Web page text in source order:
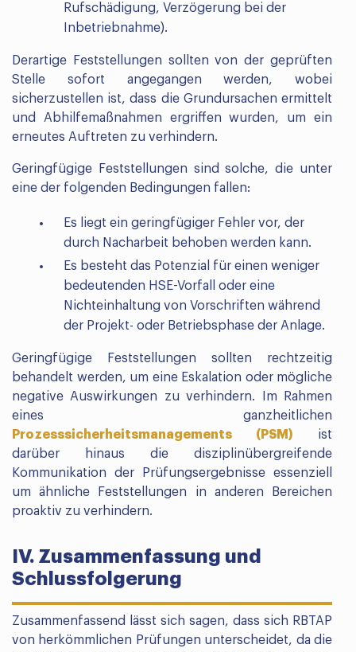
Rufschädigung, Verzögerung bei der
Inbetriebnahme).
Derartige Feststellungen sollten von der geprüften
Stelle sofort angegangen werden, wobei
sicherzustellen ist, dass die Grundursachen ermittelt
und Abhilfemaßnahmen ergriffen wurden, um ein
erneutes Auftreten zu verhindern.
Geringfügige Feststellungen sind solche, die unter
eine der folgenden Bedingungen fallen:
Es liegt ein geringfügiger Fehler vor, der
durch Nacharbeit behoben werden kann.
Es besteht das Potenzial für einen weniger
bedeutenden HSE-Vorfall oder eine
Nichteinhaltung von Vorschriften während
der Projekt- oder Betriebsphase der Anlage.
Geringfügige Feststellungen sollten rechtzeitig
behandelt werden, um eine Eskalation oder mögliche
negative Auswirkungen zu verhindern. Im Rahmen
eines ganzheitlichen
Prozesssicherheitsmanagements (PSM) ist
darüber hinaus die disziplinübergreifende
Kommunikation der Prüfungsergebnisse essenziell
um ähnliche Feststellungen in anderen Bereichen
proaktiv zu verhindern.
IV. Zusammenfassung und
Schlussfolgerung
Zusammenfassend lässt sich sagen, dass sich RBTAP
von herkömmlichen Prüfungen unterscheidet, da die